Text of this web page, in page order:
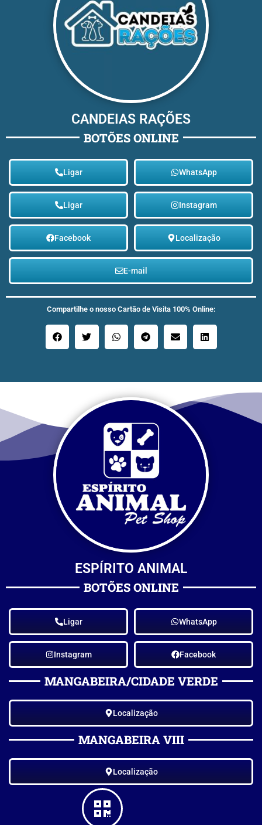
CANDEIAS RAÇÕES
BOTÕES ONLINE
Ligar WhatsApp
Ligar Instagram
Facebook Localização
E-mail
Compartilhe o nosso Cartão de Visita 100% Online:
ESPÍRITO ANIMAL
BOTÕES ONLINE
Ligar WhatsApp
Instagram Facebook
MANGABEIRA/CIDADE VERDE
Localização
MANGABEIRA VIII
Localização